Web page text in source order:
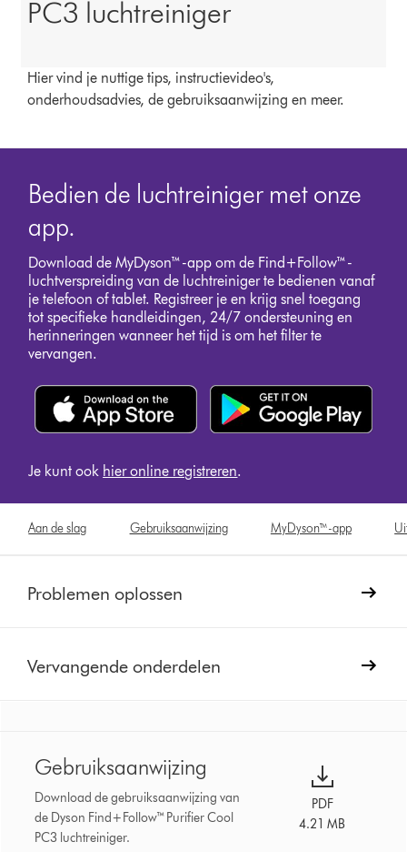
PC3 luchtreiniger
Hier vind je nuttige tips, instructievideo's,
onderhoudsadvies, de gebruiksaanwijzing en meer.
Bedien de luchtreiniger met onze
app.
Download de MyDyson™-app om de Find+Follow™-
luchtverspreiding van de luchtreiniger te bedienen vanaf
je telefoon of tablet. Registreer je en krijg snel toegang
tot specifieke handleidingen, 24/7 ondersteuning en
herinneringen wanneer het tijd is om het filter te
vervangen.
Je kunt ook hier online registreren.
Aan de slag Gebruiksaanwijzing MyDyson™-app
Problemen oplossen
Vervangende onderdelen
Gebruiksaanwijzing
Download de gebruiksaanwijzing van
de Dyson Find+Follow™ Purifier Cool
PC3 luchtreiniger.
PDF
4.21 MB